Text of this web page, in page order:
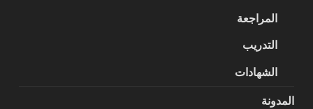
المراجعة
التدريب
الشهادات
المدونة